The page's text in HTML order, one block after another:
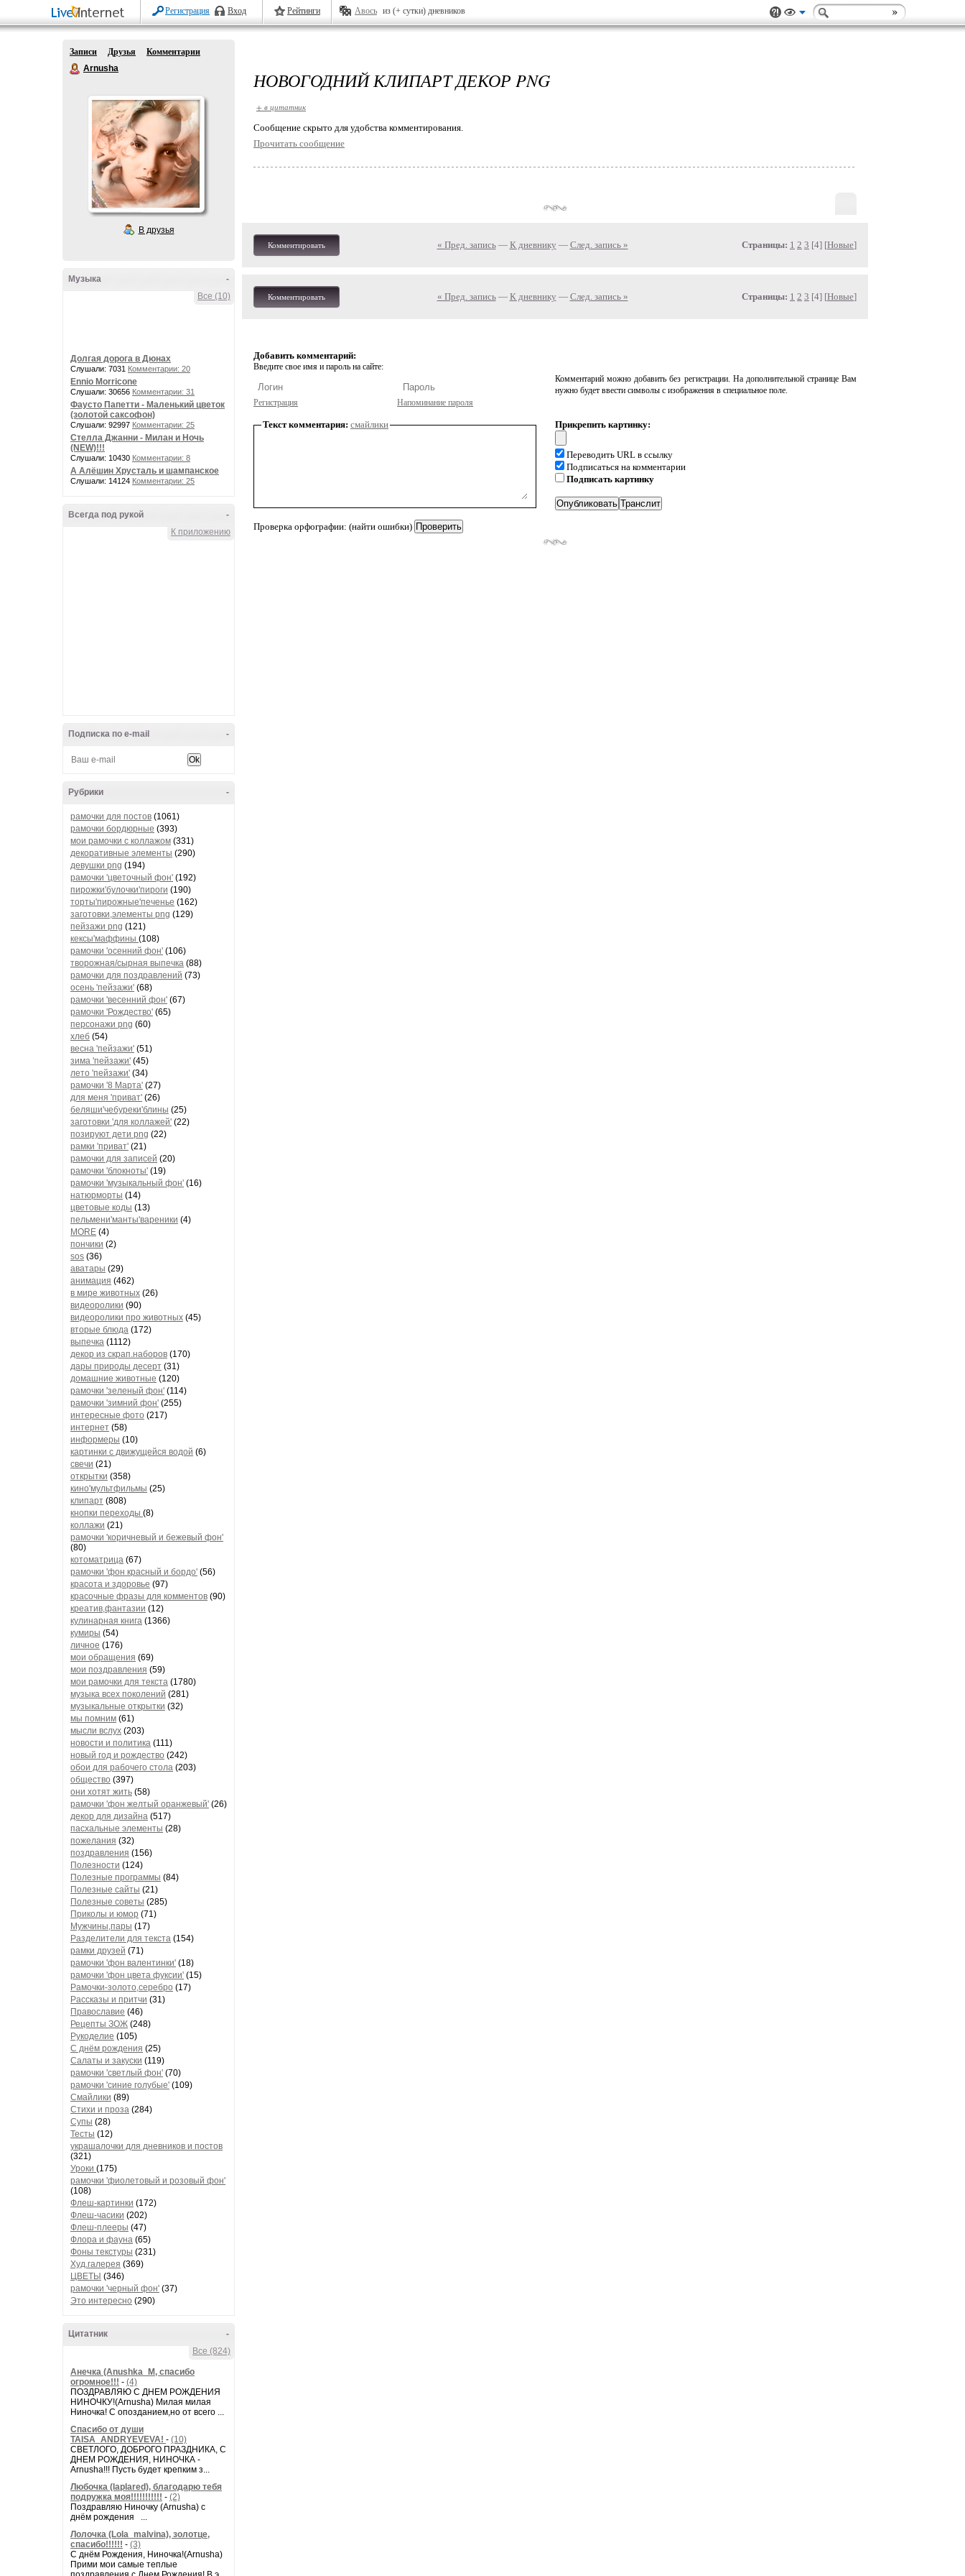
Регистрация Вход Рейтинги Авось из (+ сутки) дневников
Записи Друзья
Комментарии
Arnusha
В друзья
-
Музыка
Все (10)
Долгая дорога в Дюнах
Слушали: 7031 Комментарии: 20
Ennio Morricone
Слушали: 30656 Комментарии: 31
Фаусто Папетти - Маленький цветок
(золотой саксофон)
Слушали: 92997 Комментарии: 25
Стелла Джанни - Милан и Ночь
(NEW)!!!
Слушали: 10430 Комментарии: 8
А Алёшин Хрусталь и шампанское
Слушали: 14124 Комментарии: 25
-
Всегда под рукой
К приложению
-
Подписка по e-mail
-
Рубрики
рамочки для постов (1061)
рамочки бордюрные (393)
мои рамочки с коллажом (331)
декоративные элементы (290)
девушки png (194)
рамочки 'цветочный фон' (192)
пирожки'булочки'пироги (190)
торты'пирожные'печенье (162)
заготовки,элементы png (129)
пейзажи png (121)
кексы'маффины (108)
рамочки 'осенний фон' (106)
творожная/сырная выпечка (88)
рамочки для поздравлений (73)
осень 'пейзажи' (68)
рамочки 'весенний фон' (67)
рамочки 'Рождество' (65)
персонажи png (60)
хлеб (54)
весна 'пейзажи' (51)
зима 'пейзажи' (45)
лето 'пейзажи' (34)
рамочки '8 Марта' (27)
для меня 'приват' (26)
беляши'чебуреки'блины (25)
заготовки 'для коллажей' (22)
позируют дети png (22)
рамки 'приват' (21)
рамочки для записей (20)
рамочки 'блокноты' (19)
рамочки 'музыкальный фон' (16)
натюрморты (14)
цветовые коды (13)
пельмени'манты'вареники (4)
MORE (4)
пончики (2)
sos (36)
аватары (29)
анимация (462)
в мире животных (26)
видеоролики (90)
видеоролики про животных (45)
вторые блюда (172)
выпечка (1112)
декор из скрап.наборов (170)
дары природы десерт (31)
домашние животные (120)
рамочки 'зеленый фон' (114)
рамочки 'зимний фон' (255)
интересные фото (217)
интернет (58)
информеры (10)
картинки с движущейся водой (6)
свечи (21)
открытки (358)
кино'мультфильмы (25)
клипарт (808)
кнопки переходы (8)
коллажи (21)
рамочки 'коричневый и бежевый фон'
(80)
котоматрица (67)
рамочки 'фон красный и бордо' (56)
красота и здоровье (97)
красочные фразы для комментов (90)
креатив,фантазии (12)
кулинарная книга (1366)
кумиры (54)
личное (176)
мои обращения (69)
мои поздравления (59)
мои рамочки для текста (1780)
музыка всех поколений (281)
музыкальные открытки (32)
мы помним (61)
мысли вслух (203)
новости и политика (111)
новый год и рождество (242)
обои для рабочего стола (203)
общество (397)
они хотят жить (58)
рамочки 'фон желтый оранжевый' (26)
декор для дизайна (517)
пасхальные элементы (28)
пожелания (32)
поздравления (156)
Полезности (124)
Полезные программы (84)
Полезные сайты (21)
Полезные советы (285)
Приколы и юмор (71)
Мужчины,пары (17)
Разделители для текста (154)
рамки друзей (71)
рамочки 'фон валентинки' (18)
рамочки 'фон цвета фуксии' (15)
Рамочки-золото,серебро (17)
Рассказы и притчи (31)
Православие (46)
Рецепты ЗОЖ (248)
Рукоделие (105)
С днём рождения (25)
Салаты и закуски (119)
рамочки 'светлый фон' (70)
рамочки 'синие голубые' (109)
Смайлики (89)
Стихи и проза (284)
Супы (28)
Тесты (12)
украшалочки для дневников и постов
(321)
Уроки (175)
рамочки 'фиолетовый и розовый фон'
(108)
Флеш-картинки (172)
Флеш-часики (202)
Флеш-плееры (47)
Флора и фауна (65)
Фоны текстуры (231)
Худ.галерея (369)
ЦВЕТЫ (346)
рамочки 'черный фон' (37)
Это интересно (290)
-
Цитатник
Все (824)
Анечка (Anushka_M, спасибо
огромное!!! - (4)
ПОЗДРАВЛЯЮ С ДНЕМ РОЖДЕНИЯ
НИНОЧКУ!(Arnusha) Милая милая
Ниночка! С опозданием,но от всего ...
Спасибо от души
TAISA_ANDRYEVEVA! - (10)
СВЕТЛОГО, ДОБРОГО ПРАЗДНИКА, С
ДНЕМ РОЖДЕНИЯ, НИНОЧКА -
Arnusha!!! Пусть будет крепким з...
Любочка (laplared), благодарю тебя
подружка моя!!!!!!!!!!! - (2)
Поздравляю Ниночку (Arnusha) с
днём рождения ...
Лолочка (Lola_malvina), золотце,
спасибо!!!!!! - (3)
С днём Рождения, Ниночка!(Аrnusha)
Прими мои самые теплые
НОВОГОДНИЙ КЛИПАРТ ДЕКОР PNG
+ в цитатник
Cообщение скрыто для удобства комментирования.
Прочитать сообщение
Комментировать « Пред. запись— К дневнику — След. запись » Страницы: 1 2 3 [4] [Новые]
Комментировать « Пред. запись— К дневнику — След. запись » Страницы: 1 2 3 [4] [Новые]
Добавить комментарий:
Введите свое имя и пароль на сайте:
Регистрация Напоминание пароля
Комментарий можно добавить без регистрации. На дополнительной странице Вам
нужно будет ввести символы с изображения в специальное поле.
Текст комментария: смайлики
Проверка орфографии: (найти ошибки)
Прикрепить картинку:
Переводить URL в ссылку
Подписаться на комментарии
Подписать картинку